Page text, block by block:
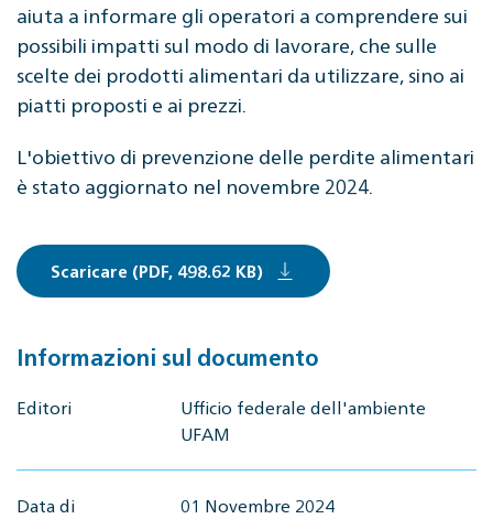
aiuta a informare gli operatori a comprendere sui
possibili impatti sul modo di lavorare, che sulle
scelte dei prodotti alimentari da utilizzare, sino ai
piatti proposti e ai prezzi.
L'obiettivo di prevenzione delle perdite alimentari
è stato aggiornato nel novembre 2024.
Scaricare (PDF, 498.62 KB)
Informazioni sul documento
Editori
Ufficio federale dell'ambiente
UFAM
Data di
01 Novembre 2024